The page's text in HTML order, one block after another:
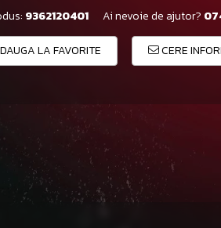
9362120401 Ai nevoie de ajutor?
LA FAVORITE CERE